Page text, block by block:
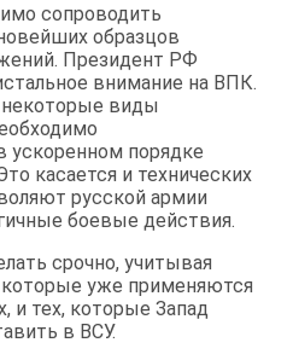
сопроводить
образцов
Президент РФ
внимание на ВПК.
виды
ускоренном порядке
касается и технических
русской армии
боевые действия.
срочно, учитывая
уже применяются
и тех, которые Запад
в ВСУ.